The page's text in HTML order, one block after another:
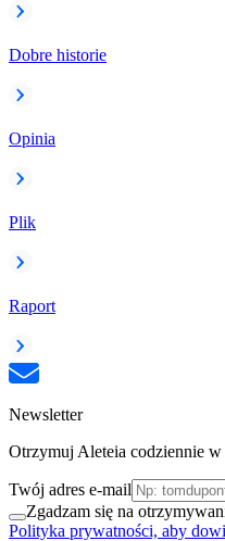
Dobre historie
Opinia
Plik
Raport
Newsletter
Otrzymuj Aleteia codziennie
Twój adres e-mail
Zgadzam się na
Polityka prywatności, aby